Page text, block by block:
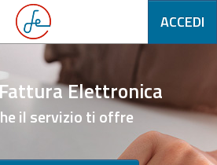
ACCEDI
Elettronica
il servizio ti offre